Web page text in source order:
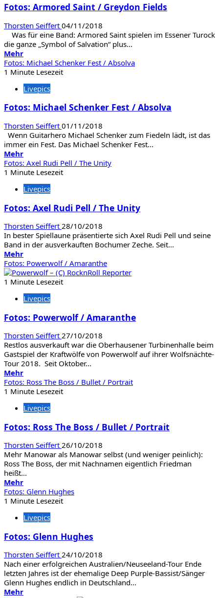
Beast
Black
Fotos: Armored Saint / Greydon Fields
Thorsten Seiffert 04/11/2018
Was für eine Band: Armored Saint spielen im Essener Turock
die ganze „Symbol of Salvation“ plus...
MehrMehr
Informationen
über
Armored
/
Fields
Fotos: Michael Schenker Fest / Absolva
1 Minute Lesezeit
Livepics
Fotos: Michael Schenker Fest / Absolva
Thorsten Seiffert 01/11/2018
Wenn Guitarhero Michael Schenker zum Fiedeln lädt, ist das
immer ein Fest. Das Michael Schenker Fest...
MehrMehr
Informationen
über
Michael
Fest
Absolva
Fotos: Axel Rudi Pell / The Unity
1 Minute Lesezeit
Livepics
Fotos: Axel Rudi Pell / The Unity
Thorsten Seiffert 28/10/2018
In bester Spiellaune präsentierte sich Axel Rudi Pell und seine
Band in der ausverkauften Bochumer Zeche. Seit...
MehrMehr
Informationen
über
Fotos:
Rudi
/
Unity
Fotos: Powerwolf / Amaranthe
1 Minute Lesezeit
Livepics
Fotos: Powerwolf / Amaranthe
Thorsten Seiffert 27/10/2018
Restlos ausverkauft war die Oberhausener Turbinenhalle beim
Gastspiel der Kraftwölfe von Powerwolf auf ihrer Wolfsnächte-
Tour 2018. Seit Oktober...
MehrMehr
Informationen
über
Powerwolf
Amaranthe
Fotos: Ross The Boss / Bullet / Portrait
1 Minute Lesezeit
Livepics
Fotos: Ross The Boss / Bullet / Portrait
Thorsten Seiffert 26/10/2018
Mehr Manowar als Manowar selbst (und weniger peinlich):
Ross The Boss, der mit Nachnamen eigentlich Friedman
heißt...
MehrMehr
Informationen
über
Ross
Boss
Bullet
/
Portrait
Fotos: Glenn Hughes
1 Minute Lesezeit
Livepics
Fotos: Glenn Hughes
Thorsten Seiffert 24/10/2018
Nach einer erfolgreichen Australien/Neuseeland-Tour Ende
letzten Jahres ist der ehemalige Deep Purple-Bassist/Sänger
Glenn Hughes endlich in Deutschland...
MehrMehr